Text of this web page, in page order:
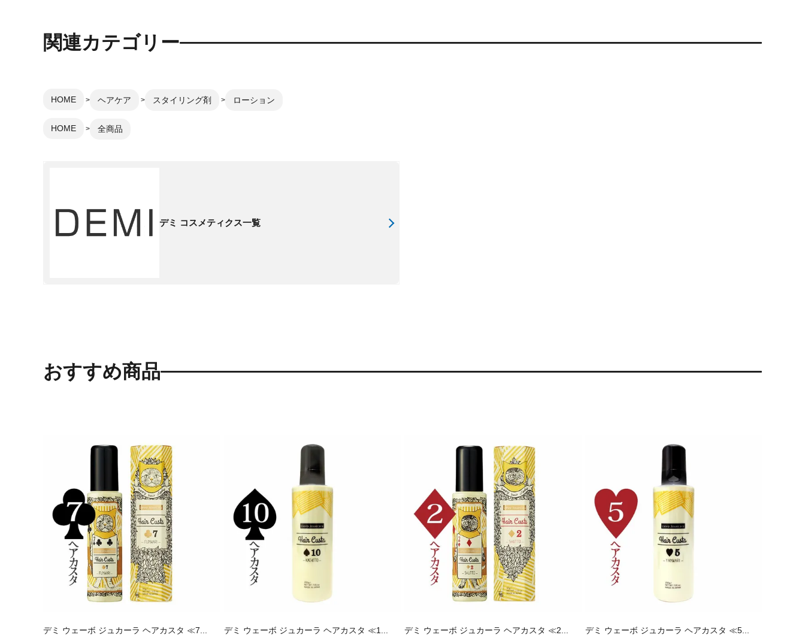
関連カテゴリー
HOME ヘアケア スタイリング剤 ローション
HOME 全商品
デミ コスメティクス一覧
おすすめ商品
デミ ウェーボ ジュカーラ ヘアカスタ ≪7... デミ ウェーボ ジュカーラ ヘアカスタ ≪1... デミ ウェーボ ジュカーラ ヘアカスタ ≪2... デミ ウェーボ ジュカーラ ヘアカスタ ≪5...